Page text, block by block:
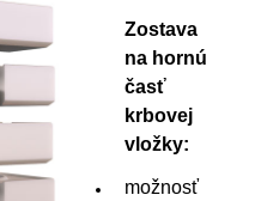
Zostava
na hornú
časť
krbovej
vložky:
možnosť